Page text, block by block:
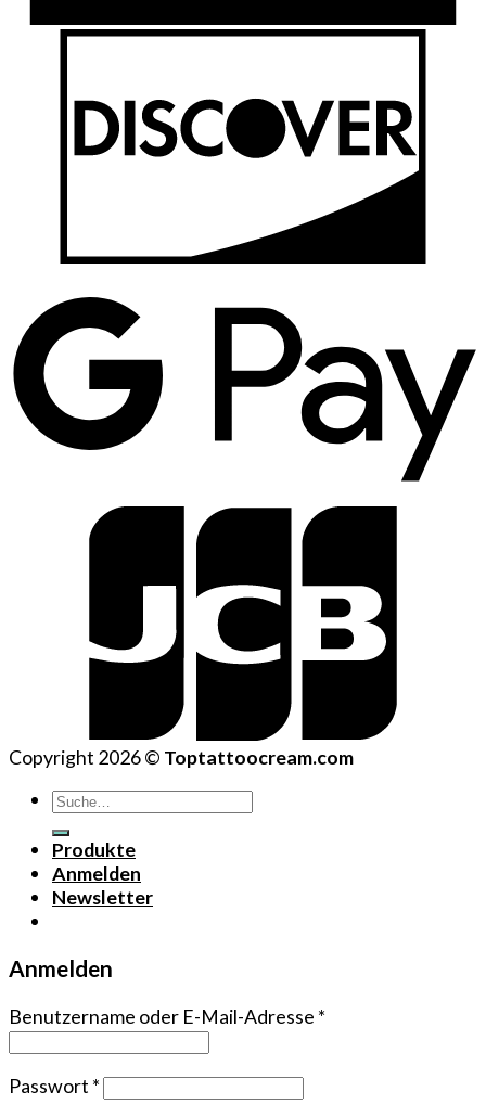
Copyright 2026 © Toptattoocream.com
Suche
Produkte
Anmelden
Newsletter
Anmelden
Benutzername oder E-Mail-Adresse *
Passwort *